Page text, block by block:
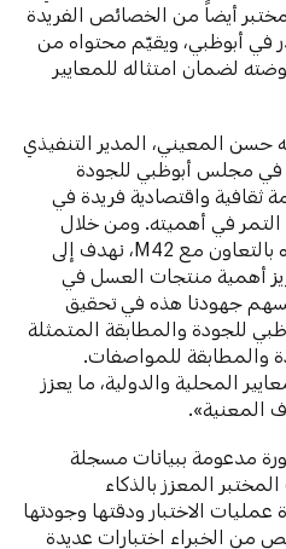
أيضاً من الخصائص الفريدة
في أبوظبي، ويقيّم محتواه من
لضمان امتثاله للمعايير
المعيني، المدير التنفيذي
مجلس أبوظبي للجودة
واقتصادية فريدة في
التمر في أهميته. ومن خلال
تأسيس منشأة متطورة لاختباره بالتعاون مع M42، نهدف إلى
أهمية منتجات العسل في
جهودنا هذه في تحقيق
للجودة والمطابقة المتمثلة
والمطابقة للمواصفات.
المحلية والدولية، ما يعزز
المعنية».
مدعومة ببيانات مسجلة
المعزز بالذكاء
الاختبار ودقتها وجودتها
من الخبراء اختبارات عديدة